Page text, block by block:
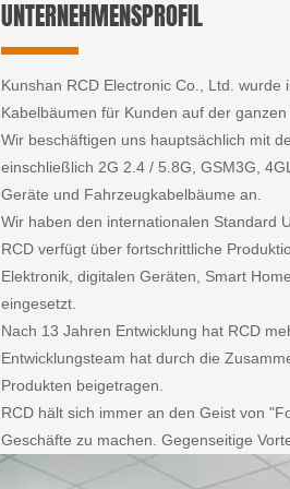
UNTERNEHMENSPROFIL
Kunshan RCD Electronic Co., Ltd.
Kabelbäumen für Kunden auf der ganzen
Wir beschäftigen uns hauptsächlich mit
einschließlich 2G 2.4 / 5.8G, GSM3G,
Geräte und Fahrzeugkabelbäume an.
Wir haben den internationalen Standard
RCD verfügt über fortschrittliche
Elektronik, digitalen Geräten, Smart
eingesetzt.
Nach 13 Jahren Entwicklung hat RCD
Entwicklungsteam hat durch die
Produkten beigetragen.
RCD hält sich immer an den Geist von
Geschäfte zu machen. Gegenseitige